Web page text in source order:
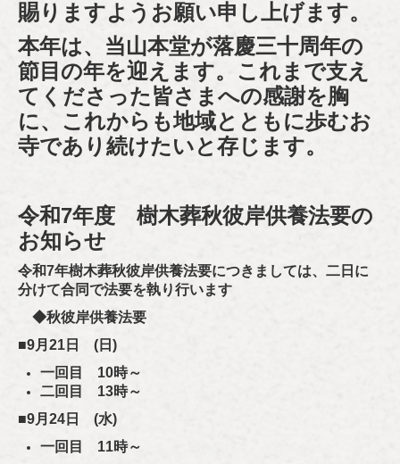
賜りますようお願い申し上げます。
本年は、当山本堂が落慶三十周年の
節目の年を迎えます。これまで支え
てくださった皆さまへの感謝を胸
に、これからも地域とともに歩むお
寺であり続けたいと存じます。
令和7年度 樹木葬秋彼岸供養法要の
お知らせ
令和7年樹木葬秋彼岸供養法要につきましては、二日に
分けて合同で法要を執り行います
◆秋彼岸供養法要
■9月21日 (日)
一回目 10時～
二回目 13時～
■9月24日 (水)
一回目 11時～